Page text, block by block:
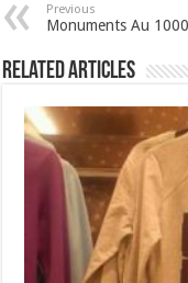
Previous
Monuments Au
Related Articles